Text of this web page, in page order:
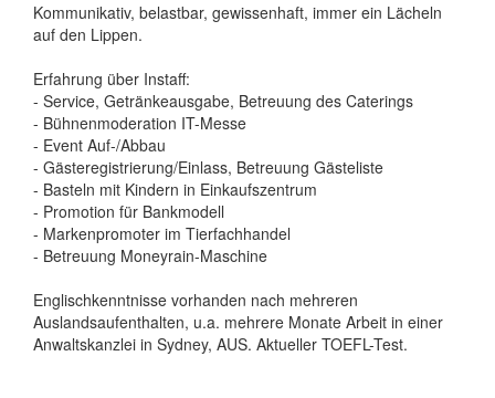
Kommunikativ, belastbar, gewissenhaft, immer ein Lächeln
auf den Lippen.
Erfahrung über Instaff:
- Service, Getränkeausgabe, Betreuung des Caterings
- Bühnenmoderation IT-Messe
- Event Auf-/Abbau
- Gästeregistrierung/Einlass, Betreuung Gästeliste
- Basteln mit Kindern in Einkaufszentrum
- Promotion für Bankmodell
- Markenpromoter im Tierfachhandel
- Betreuung Moneyrain-Maschine
Englischkenntnisse vorhanden nach mehreren
Auslandsaufenthalten, u.a. mehrere Monate Arbeit in einer
Anwaltskanzlei in Sydney, AUS. Aktueller TOEFL-Test.